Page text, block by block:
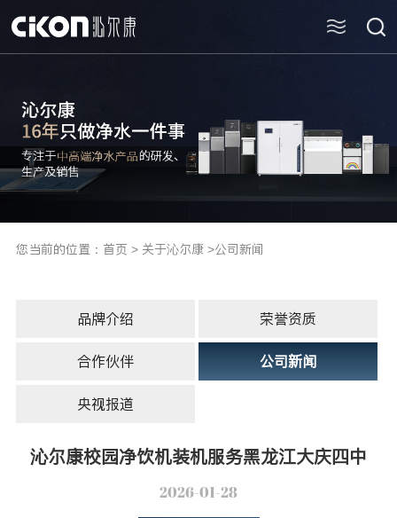
您当前的位置： 首页 > 关于沁尔康>公司新闻
品牌介绍 荣誉资质
合作伙伴 公司新闻
央视报道
沁尔康校园净饮机装机服务黑龙江大庆四中
2026-01-28